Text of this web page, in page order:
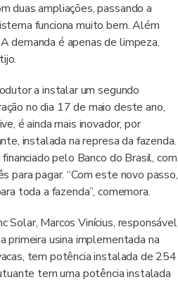
duas ampliações, passando a
funciona muito bem. Além
demanda é apenas de limpeza,
a instalar um segundo
no dia 17 de maio deste ano,
é ainda mais inovador, por
instalada na represa da fazenda.
pelo Banco do Brasil, com
para pagar. “Com este novo passo,
toda a fazenda”, comemora.
Solar, Marcos Vinícius, responsável
primeira usina implementada na
tem potência instalada de 254
tem uma potência instalada